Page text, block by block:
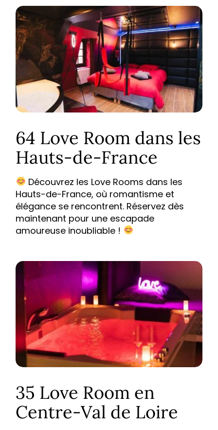
64 Love Room dans les
Hauts-de-France
Découvrez les Love Rooms dans les
Hauts-de-France, où romantisme et
élégance se rencontrent. Réservez dès
maintenant pour une escapade
amoureuse inoubliable !
35 Love Room en
Centre-Val de Loire